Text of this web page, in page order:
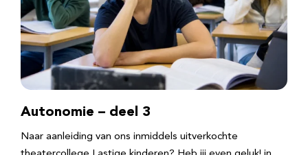
Autonomie – deel 3
Naar aanleiding van ons inmiddels uitverkochte